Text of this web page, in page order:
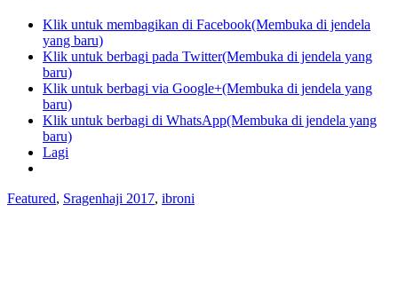
Klik untuk membagikan di Facebook(Membuka di jendela
yang baru)
Klik untuk berbagi pada Twitter(Membuka di jendela yang
baru)
Klik untuk berbagi via Google+(Membuka di jendela yang
baru)
Klik untuk berbagi di WhatsApp(Membuka di jendela yang
baru)
Lagi
Featured, Sragenhaji 2017, ibroni